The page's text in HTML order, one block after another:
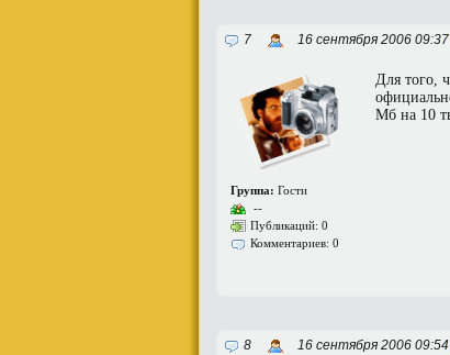
7 16 сентября 2006 09:37
Группа: Гости
--
Публикаций: 0
Комментариев: 0
Для того,
Мб на 10
8 16 сентября 2006 09:54